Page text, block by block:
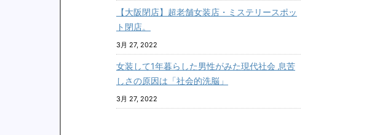
【大阪閉店】超老舗女装店・ミステリースポッ
ト閉店。
3月 27, 2022
女装して1年暮らした男性がみた現代社会 息苦
しさの原因は「社会的洗脳」
3月 27, 2022